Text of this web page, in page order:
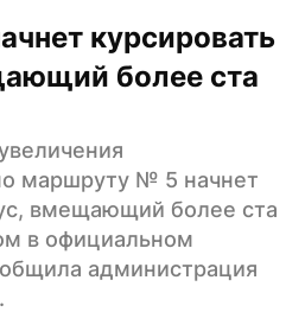
курсировать
более ста
маршруту № 5 начнет
вмещающий более ста
в официальном
администрация